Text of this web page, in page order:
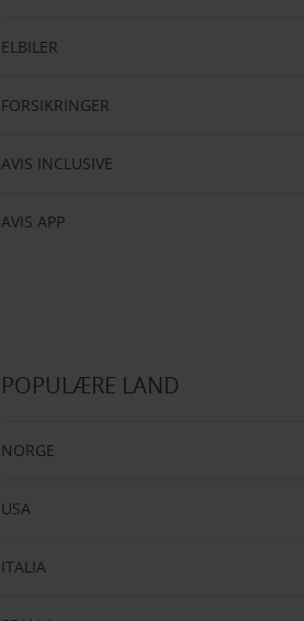
ELBILER
FORSIKRINGER
AVIS INCLUSIVE
AVIS APP
POPULÆRE LAND
NORGE
USA
ITALIA